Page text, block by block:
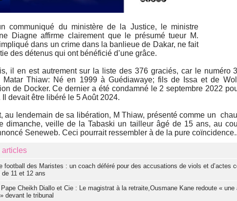
communiqué du ministère de la Justice, le ministre
Diagne affirme clairement que le présumé tueur M.
dans un crime dans la banlieue de Dakar, ne fait
des détenus qui ont bénéficié d’une grâce.
il en est autrement sur la liste des 376 graciés, car le numéro
Matar Thiaw: Né en 1999 à Guédiawaye; fils de Issa et de
de Docker. Ce dernier a été condamné le 2 septembre 2022
Il devait être libéré le 5 Août 2024.
au lendemain de sa libération, M Thiaw, présenté comme un
dimanche, veille de la Tabaski un tailleur âgé de 15 ans, au
Seneweb. Ceci pourrait ressembler à de la pure
articles
football des Maristes : un coach déféré pour des accusations de viols et d’actes
de 11 et 12 ans
Pape Cheikh Diallo et Cie : Le magistrat à la retraite,Ousmane Kane redoute «
devant le tribunal